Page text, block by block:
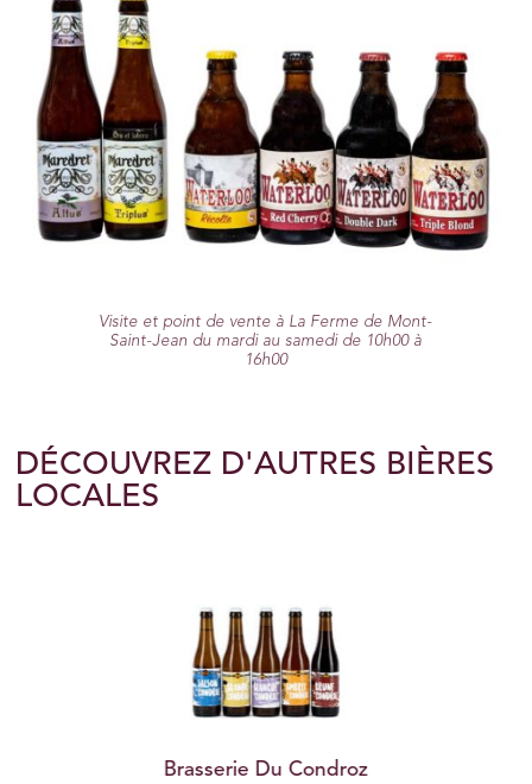
Visite et point de vente à La Ferme de Mont-
Saint-Jean du mardi au samedi de 10h00 à
16h00
DÉCOUVREZ D'AUTRES BIÈRES
LOCALES
Brasserie Du Condroz